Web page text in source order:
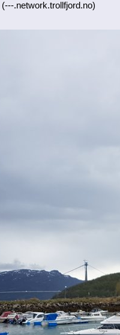
(---.network.trollfjord.no)